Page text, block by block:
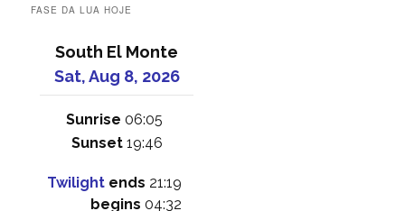
FASE DA LUA HOJE